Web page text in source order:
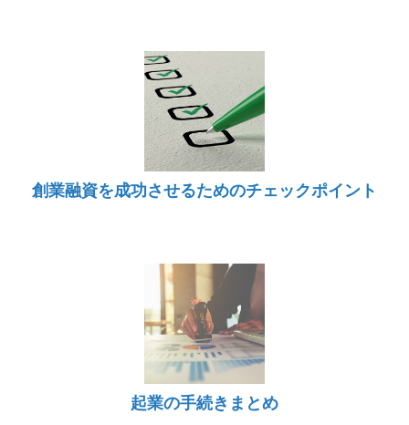
創業融資を成功させるためのチェックポイント
起業の手続きまとめ